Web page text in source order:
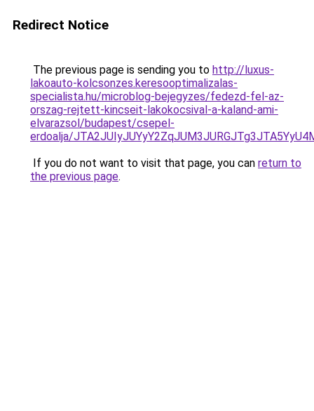
Redirect Notice
The previous page is sending you to http://luxus-
lakoauto-kolcsonzes.keresooptimalizalas-
specialista.hu/microblog-bejegyzes/fedezd-fel-az-
orszag-rejtett-kincseit-lakokocsival-a-kaland-ami-
elvarazsol/budapest/csepel-
erdoalja/
If you do not want to visit that page, you can return to
the previous page.